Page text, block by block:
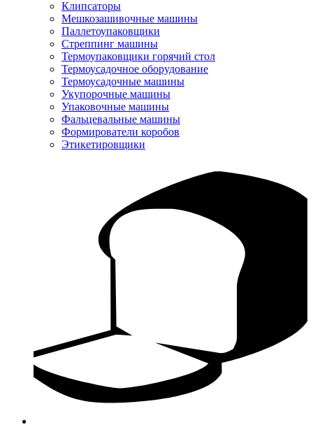
Клипсаторы
Мешкозашивочные машины
Паллетоупаковщики
Стреппинг машины
Термоупаковщики горячий стол
Термоусадочное оборудование
Термоусадочные машины
Укупорочные машины
Упаковочные машины
Фальцевальные машины
Формирователи коробов
Этикетировщики